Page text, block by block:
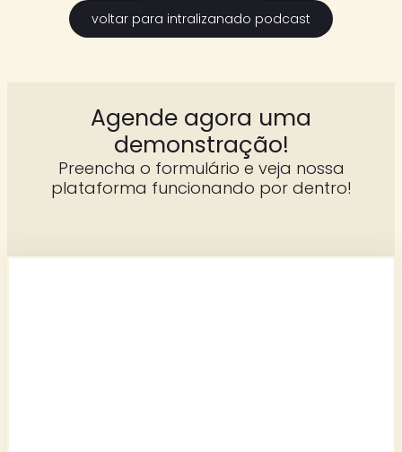
voltar para intralizanado podcast
Agende agora uma
demonstração!
Preencha o formulário e veja nossa
plataforma funcionando por dentro!